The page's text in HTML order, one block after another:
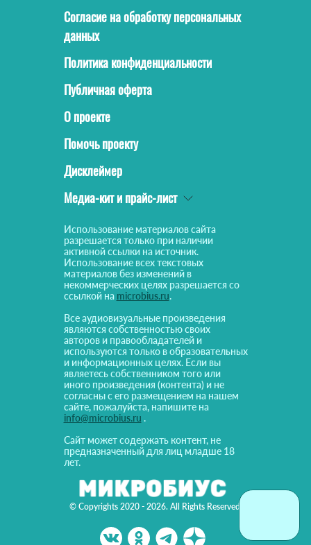
© Copyrights 2020 - 2026. All Rights Reserved!
Согласие на обработку персональных
данных
Политика конфиденциальности
Публичная оферта
О проекте
Помочь проекту
Дисклеймер
Медиа-кит и прайс-лист
Использование материалов сайта
разрешается только при наличии
активной ссылки на источник.
Использование всех текстовых
материалов без изменений в
некоммерческих целях разрешается со
ссылкой на microbius.ru.
Все аудиовизуальные произведения
являются собственностью своих
авторов и правообладателей и
используются только в образовательных
и информационных целях. Если вы
являетесь собственником того или
иного произведения (контента) и не
согласны с его размещением на нашем
сайте, пожалуйста, напишите на
info@microbius.ru .
Сайт может содержать контент, не
предназначенный для лиц младше 18
лет.